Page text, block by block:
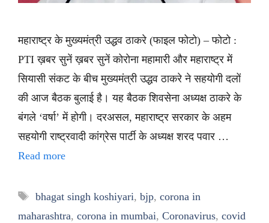
महाराष्ट्र के मुख्यमंत्री उद्धव ठाकरे (फाइल फोटो) – फोटो :
PTI ख़बर सुनें ख़बर सुनें कोरोना महामारी और महाराष्ट्र में
सियासी संकट के बीच मुख्यमंत्री उद्धव ठाकरे ने सहयोगी दलों
की आज बैठक बुलाई है। यह बैठक शिवसेना अध्यक्ष ठाकरे के
बंगले ‘वर्षा’ में होगी। दरअसल, महाराष्ट्र सरकार के अहम
सहयोगी राष्ट्रवादी कांग्रेस पार्टी के अध्यक्ष शरद पवार …
Read more
Tags
bhagat singh koshiyari, bjp, corona in
maharashtra, corona in mumbai, Coronavirus, covid